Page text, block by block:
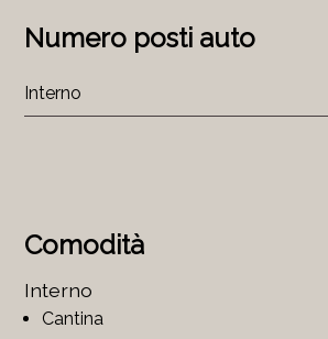
Comodità
Interno
Cantina
Numero posti auto
Interno